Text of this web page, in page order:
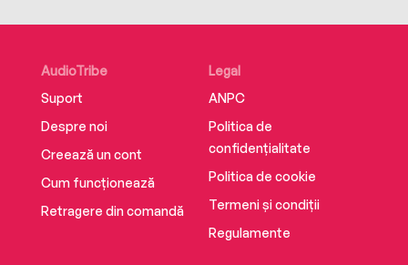
AudioTribe
Suport
Despre noi
Creează un cont
Cum funcționează
Retragere din comandă
Legal
ANPC
Politica de
confidențialitate
Politica de cookie
Termeni și condiții
Regulamente